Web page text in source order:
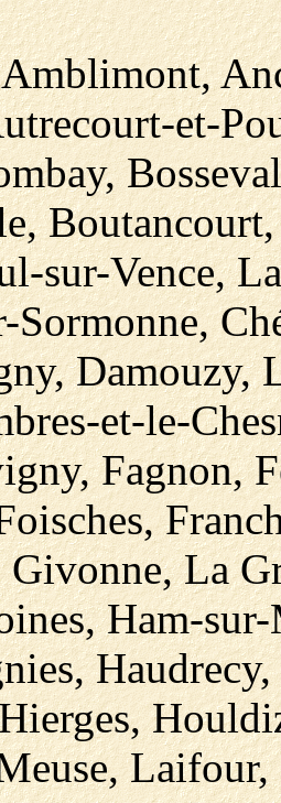
et-
sur-Vence,
Sormonne,
Damouzy,
et-le-
Fagnon,
Givonne, La
Ham-